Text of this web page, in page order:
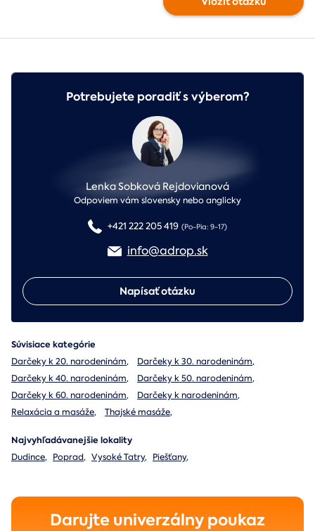
Potrebujete poradiť s výberom?
Lenka Sobková Rejdovianová
Odpoviem vám slovensky nebo anglicky
+421 222 205 419 (Po-Pia: 9-17)
info@adrop.sk
Napísať otázku
Súvisiace kategórie
Darčeky k 20. narodeninám, Darčeky k 30. narodeninám,
Darčeky k 40. narodeninám, Darčeky k 50. narodeninám,
Darčeky k 60. narodeninám, Darčeky k narodeninám,
Relaxácia a masáže, Thajské masáže,
Najvyhľadávanejšie lokality
Dudince, Poprad, Vysoké Tatry, Piešťany,
Darujte univerzálny poukaz